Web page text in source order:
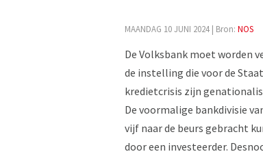
MAANDAG 10 JUNI 2024 | Bron: NOS
De Volksbank moet worden
de instelling die voor de
kredietcrisis zijn
De voormalige bankdivisie
vijf naar de beurs gebracht
door een investeerder.